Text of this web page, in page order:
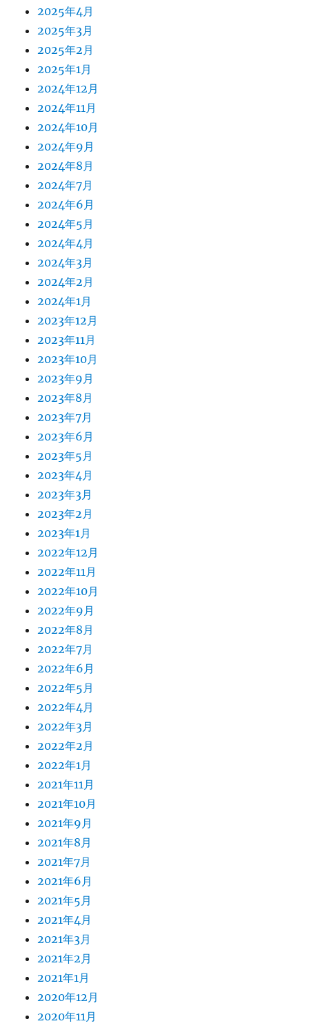
2025年4月
2025年3月
2025年2月
2025年1月
2024年12月
2024年11月
2024年10月
2024年9月
2024年8月
2024年7月
2024年6月
2024年5月
2024年4月
2024年3月
2024年2月
2024年1月
2023年12月
2023年11月
2023年10月
2023年9月
2023年8月
2023年7月
2023年6月
2023年5月
2023年4月
2023年3月
2023年2月
2023年1月
2022年12月
2022年11月
2022年10月
2022年9月
2022年8月
2022年7月
2022年6月
2022年5月
2022年4月
2022年3月
2022年2月
2022年1月
2021年11月
2021年10月
2021年9月
2021年8月
2021年7月
2021年6月
2021年5月
2021年4月
2021年3月
2021年2月
2021年1月
2020年12月
2020年11月